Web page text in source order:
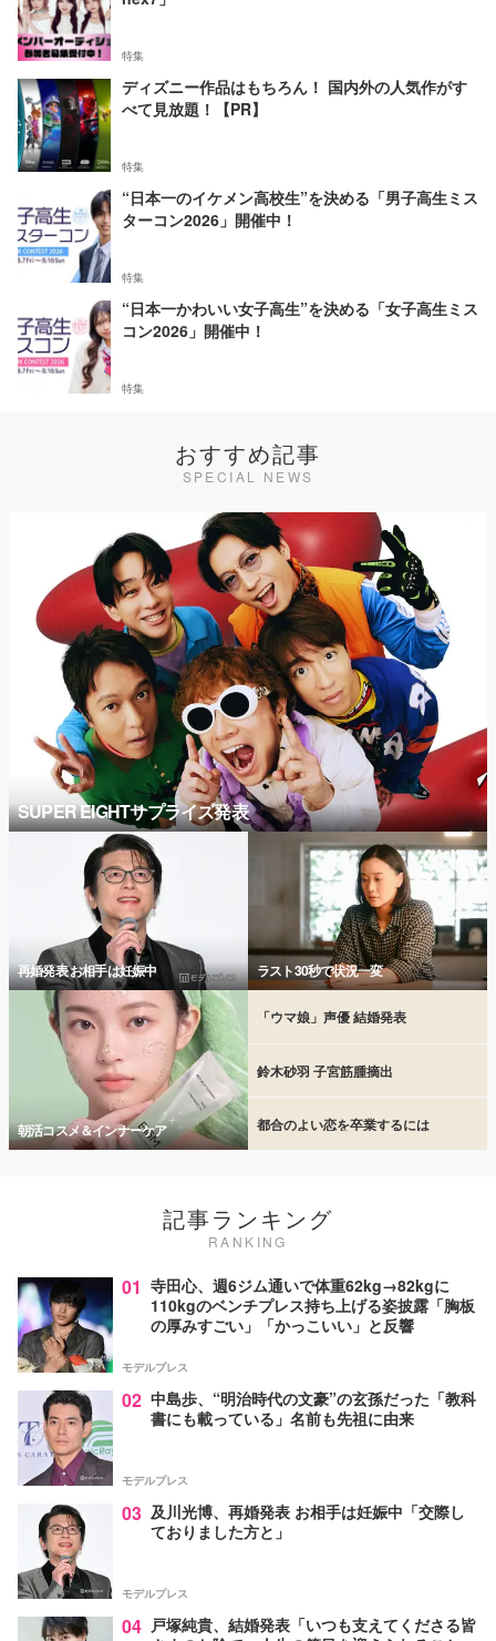
特集
ディズニー作品はもちろん！ 国内外の人気作がす
べて見放題！【PR】
特集
“日本一のイケメン高校生”を決める「男子高生ミス
ターコン2026」開催中！
特集
“日本一かわいい女子高生”を決める「女子高生ミス
コン2026」開催中！
特集
おすすめ記事
SPECIAL NEWS
SUPER EIGHTサプライズ発表
再婚発表 お相手は妊娠中 ラスト30秒で状況一変
朝活コスメ＆インナーケア
「ウマ娘」声優 結婚発表
鈴木砂羽 子宮筋腫摘出
都合のよい恋を卒業するには
記事ランキング
RANKING
01 寺田心、週6ジム通いで体重62kg→82kgに
110kgのベンチプレス持ち上げる姿披露「胸板
の厚みすごい」「かっこいい」と反響
モデルプレス
02 中島歩、“明治時代の文豪”の玄孫だった「教科
書にも載っている」名前も先祖に由来
モデルプレス
03 及川光博、再婚発表 お相手は妊娠中「交際し
ておりました方と」
モデルプレス
04 戸塚純貴、結婚発表「いつも支えてくださる皆